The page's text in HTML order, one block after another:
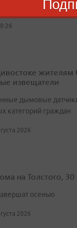
так и у другого
жителям
извещатели
дымовые
категорий граждан
2026
на Толстого,
осенью
2026